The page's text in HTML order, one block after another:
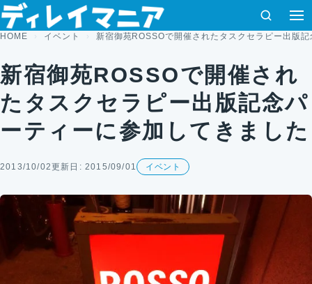
コンテンツへスキップ
検索
HOME イベント 新宿御苑ROSSOで開催されたタスクセラピー出版
新宿御苑ROSSOで開催され
たタスクセラピー出版記念パ
ーティーに参加してきました
2013/10/02更新日: 2015/09/01 イベント